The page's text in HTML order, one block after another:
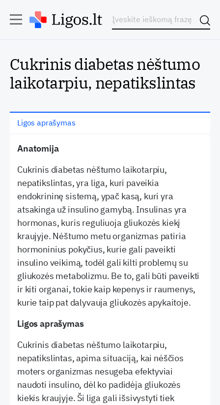
Cukrinis diabetas nėštumo
laikotarpiu, nepatikslintas
Ligos aprašymas
Anatomija
Cukrinis diabetas nėštumo laikotarpiu,
nepatikslintas, yra liga, kuri paveikia
endokrininę sistemą, ypač kasą, kuri yra
atsakinga už insulino gamybą. Insulinas yra
hormonas, kuris reguliuoja gliukozės kiekį
kraujyje. Nėštumo metu organizmas patiria
hormoninius pokyčius, kurie gali paveikti
insulino veikimą, todėl gali kilti problemų su
gliukozės metabolizmu. Be to, gali būti paveikti
ir kiti organai, tokie kaip kepenys ir raumenys,
kurie taip pat dalyvauja gliukozės apykaitoje.
Ligos aprašymas
Cukrinis diabetas nėštumo laikotarpiu,
nepatikslintas, apima situaciją, kai nėščios
moters organizmas nesugeba efektyviai
naudoti insulino, dėl ko padidėja gliukozės
kiekis kraujyje. Ši liga gali išsivystyti tiek